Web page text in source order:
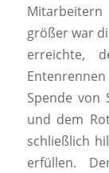
größer war
erreichte,
Spende von
und dem
schließlich
erfüllen.